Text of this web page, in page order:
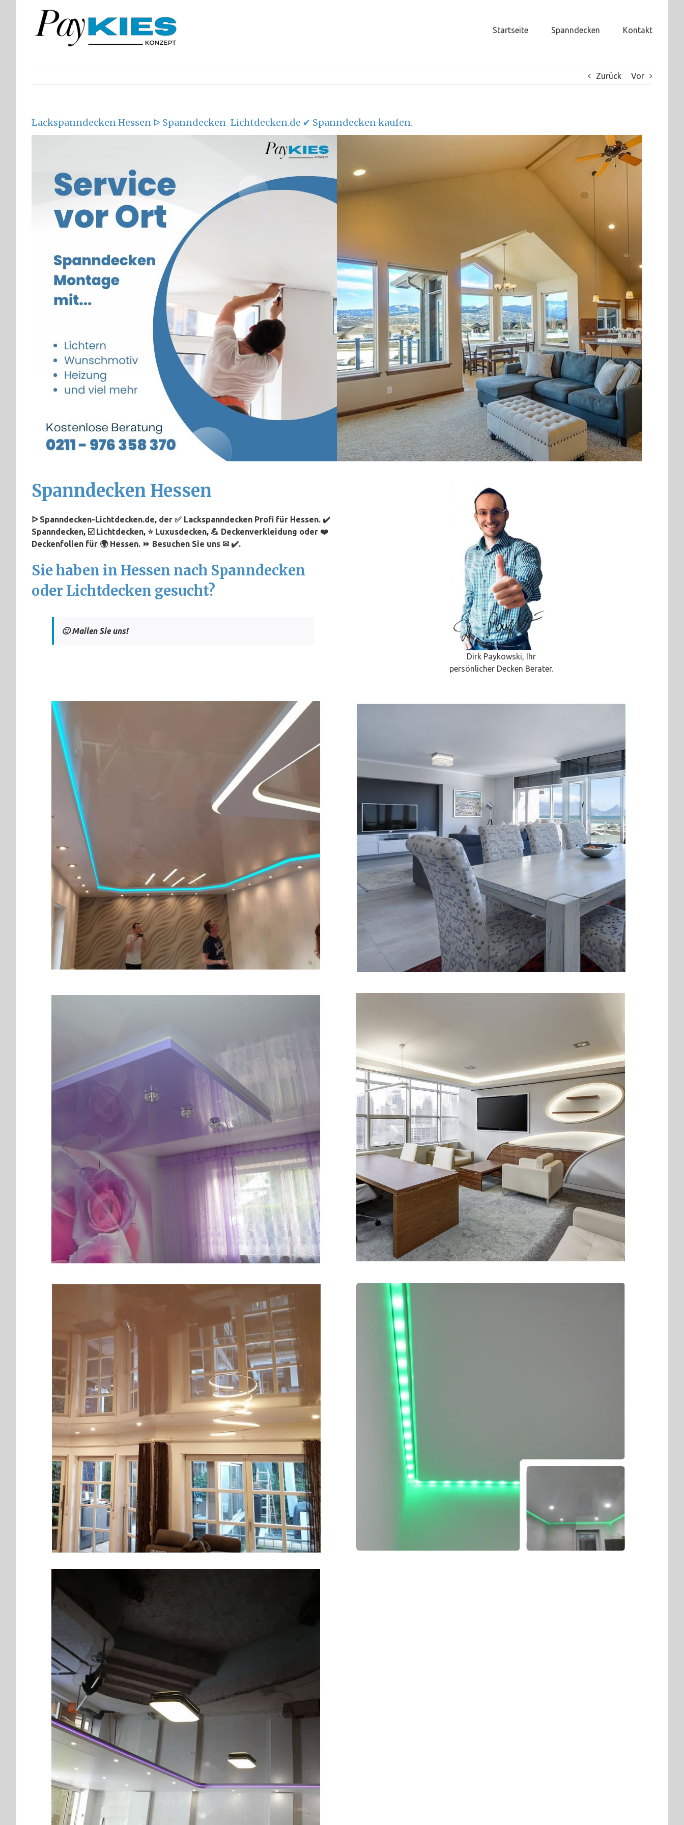
Startseite Spanndecken Kontakt
Zurück Vor
Lackspanndecken Hessen ᐅ Spanndecken-Lichtdecken.de ✔ Spanndecken kaufen.
Spanndecken Hessen
ᐅ Spanndecken-Lichtdecken.de, der ✅ Lackspanndecken Profi für Hessen. ✔️
Spanndecken, ☑️ Lichtdecken, ⭐ Luxusdecken, 💪 Deckenverkleidung oder ❤️
Deckenfolien für 🌍 Hessen. ⏩ Besuchen Sie uns ✉ ✔️.
Sie haben in Hessen nach Spanndecken
oder Lichtdecken gesucht?
🙂 Mailen Sie uns!
Dirk Paykowski, Ihr
persönlicher Decken Berater.